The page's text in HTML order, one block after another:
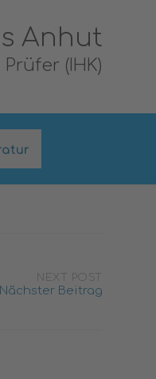
Anhut
(IHK)
NEXT POST
Nächster Beitrag